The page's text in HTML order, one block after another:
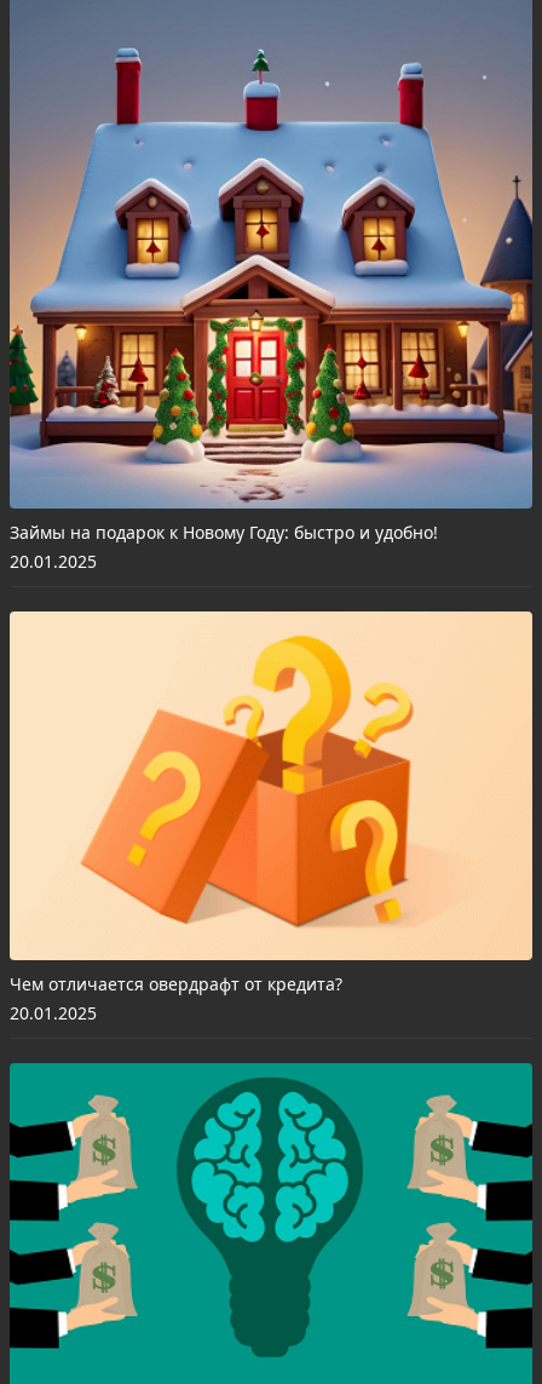
Займы на подарок к Новому Году: быстро и удобно!
20.01.2025
Чем отличается овердрафт от кредита?
20.01.2025